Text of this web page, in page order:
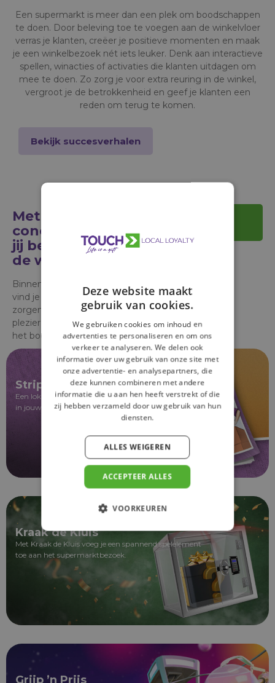
Een supermarkt is meer dan een plek om boodschappen
te doen. Door beleving toe te voegen aan de winkelvloer
verras je klanten, creëer je positieve momenten en maak
je een winkelbezoek nét iets leuker. Denk aan interactieve
spellen, winacties of activaties die klanten uitdagen om
mee te doen. Zo zorg je voor extra reuring in de winkel,
vergroot je de betrokkenheid en geef je klanten een
reden om terug te komen.
Bekijk succesverhalen
Met welk
concept creëer
jij beleving op
de winkelvloer?
Binnen deze touchpoint
vind je concepten die
zorgen voor interactie,
plezier en verrassing tijdens
het boodschappen doen.
Stripstickeralbum
Een lokaal stripstickeralbum vol spanning en avontuur
in jouw supermarkt.
Kraak de Kluis
Met Kraak de Kluis voeg je een spannend spelelement
toe aan het supermarktbezoek.
Grijp ’n Prijs
Deze website maakt
gebruik van cookies.
We gebruiken cookies om inhoud en
advertenties te personaliseren en om ons
verkeer te analyseren. We delen ook
informatie over uw gebruik van onze site met
onze advertentie- en analysepartners, die
deze kunnen combineren met andere
informatie die u aan hen heeft verstrekt of die
zij hebben verzameld door uw gebruik van hun
diensten.
ACCEPTEER ALLES
ALLES WEIGEREN
VOORKEUREN